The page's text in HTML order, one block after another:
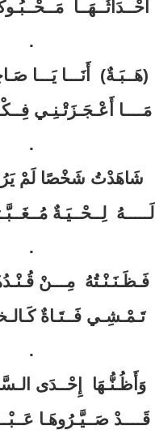
أَحْــدَاثُــهَــا
.
(هَــبَـةٌ) أَنَـــا يَـــا
مَــــا أَعْـجَـزَتْـنِـي
.
شَاهَدْتُ شَخْصًا لَمْ
لَـــــهُ لِــحْــيَـةٌ
.
فَـظَـنَـنْـتُهُ مِـــنْ
تَـمْـشِـي فَــتَـاةٌ
.
وَأَظُـنُّـهَا إِحْــدَى
قَــــدْ صَــيَّـرُوهَـا